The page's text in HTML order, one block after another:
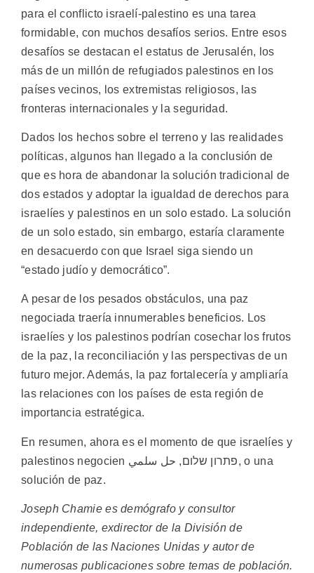
para el conflicto israelí-palestino es una tarea
formidable, con muchos desafíos serios. Entre esos
desafíos se destacan el estatus de Jerusalén, los
más de un millón de refugiados palestinos en los
países vecinos, los extremistas religiosos, las
fronteras internacionales y la seguridad.
Dados los hechos sobre el terreno y las realidades
políticas, algunos han llegado a la conclusión de
que es hora de abandonar la solución tradicional de
dos estados y adoptar la igualdad de derechos para
israelíes y palestinos en un solo estado. La solución
de un solo estado, sin embargo, estaría claramente
en desacuerdo con que Israel siga siendo un
“estado judío y democrático”.
A pesar de los pesados obstáculos, una paz
negociada traería innumerables beneficios. Los
israelíes y los palestinos podrían cosechar los frutos
de la paz, la reconciliación y las perspectivas de un
futuro mejor. Además, la paz fortalecería y ampliaría
las relaciones con los países de esta región de
importancia estratégica.
En resumen, ahora es el momento de que israelíes y
palestinos negocien פתרון שלום, حل سلمي, o una
solución de paz.
Joseph Chamiees demógrafo y consultor
independiente, exdirector de la División de
Población de las Naciones Unidas y autor de
numerosas publicaciones sobre temas de población.